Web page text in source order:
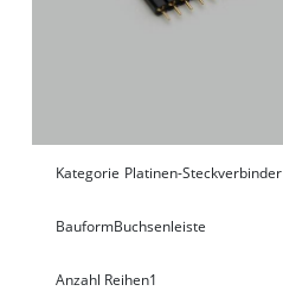
Kategorie Platinen-Steckverbinder
BauformBuchsenleiste
Anzahl Reihen1